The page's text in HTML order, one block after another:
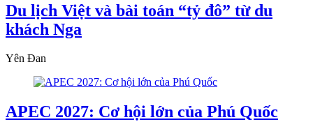
Du lịch Việt và bài toán “tỷ đô” từ du
khách Nga
Yên Đan
APEC 2027: Cơ hội lớn của Phú Quốc